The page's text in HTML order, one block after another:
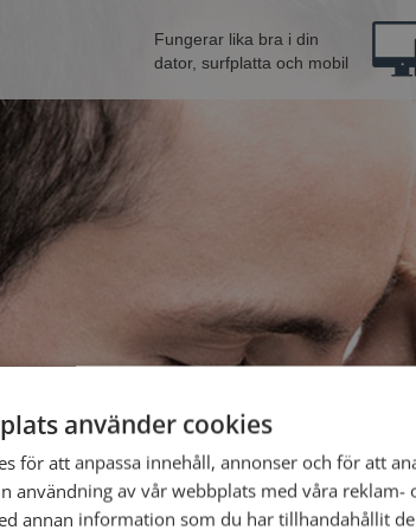
Fungerar lika bra i din
dator, surfplatta och mobil
från Upplands-Bro
använder cookies
för att anpassa innehåll, annonser och för att
användning av vår webbplats med våra reklam-
annan information som du har tillhandahållit